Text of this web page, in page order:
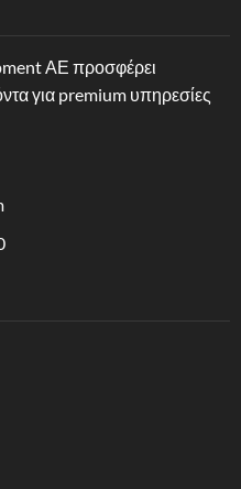
ΑΕ προσφέρει
για premium υπηρεσίες